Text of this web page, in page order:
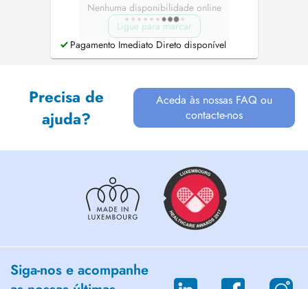
Nenhuma disponibilidade online
Ligue para marcar
Pagamento Imediato Direto disponível
Precisa de
ajuda?
Aceda às nossas FAQ ou
contacte-nos
Siga-nos e acompanhe